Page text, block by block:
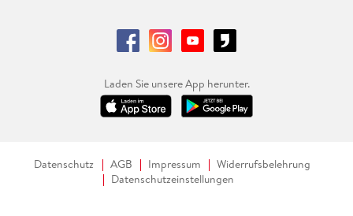
Laden Sie unsere App herunter.
Datenschutz AGB Impressum
Widerrufsbelehrung
Datenschutzeinstellungen